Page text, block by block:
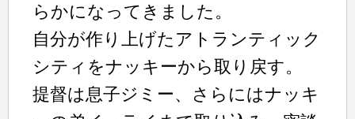
らかになってきました。
自分が作り上げたアトランティック
シティをナッキーから取り戻す。
提督は息子ジミー、さらにはナッキ